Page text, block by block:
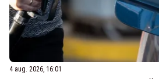
4 aug. 2026, 16:01